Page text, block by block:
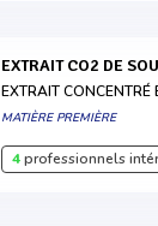
EXTRAIT CO2 DE
EXTRAIT CONCENTRÉ
MATIÈRE PREMIÈRE
4professionnels